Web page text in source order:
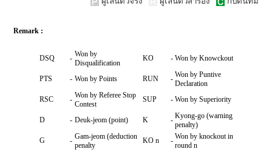
Remark :
DSQ - Won by
Disqualification
KO - Won by Knowckout
PTS - Won by Points RUN - Won by Puntive
Declaration
RSC
- Won by Referee Stop
Contest
SUP - Won by Superiority
D - Deuk-jeom (point) K - Kyong-go (warning
penalty)
G
- Gam-jeom (deduction
penalty
KO n - Won by knockout in
round n